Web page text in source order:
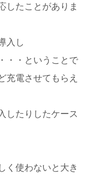
したことがありま
入し
・・ということで
充電させてもらえ
したりしたケース
く使わないと大き